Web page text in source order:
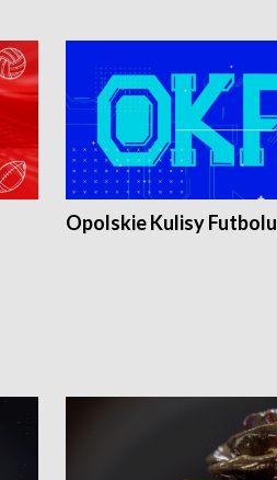
Opolskie Kulisy Futbolu